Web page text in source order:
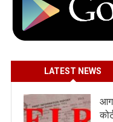
LATEST NEWS